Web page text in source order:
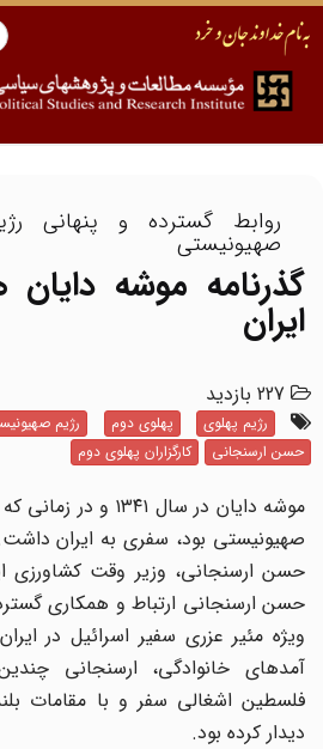
روابط گسترده و پنهانی
صهیونیستی
گذرنامه موشه دایان
ایران
227 بازدید
رژیم پهلوی پهلوی دوم رژیم صهیونیستی
حسن ارسنجانی
کارگزاران پهلوی دوم
موشه دایان در سال ۱۳۴۱ و
صهیونیستی بود، سفری به ایران داشت.
حسن ارسنجانی، وزیر وقت کشاورزی
حسن ارسنجانی ارتباط و همکاری
ویژه مئیر عزری سفیر اسرائیل در
آمدهای خانوادگی، ارسنجانی
فلسطین اشغالی سفر و با مقامات
دیدار کرده بود.